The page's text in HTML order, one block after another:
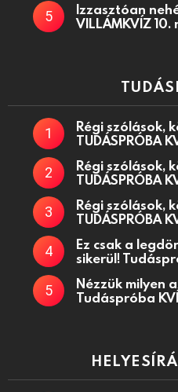
Izzasztóan
VILLÁMKVÍZ 10.
Régi szólások,
TUDÁSPRÓBA
Régi szólások,
TUDÁSPRÓBA
Régi szólások,
TUDÁSPRÓBA
Ez csak a
sikerül!
Nézzük milyen
Tudáspróba